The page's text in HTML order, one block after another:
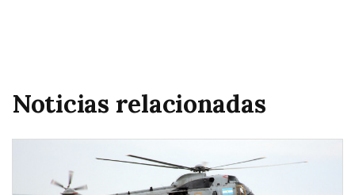
Noticias relacionadas